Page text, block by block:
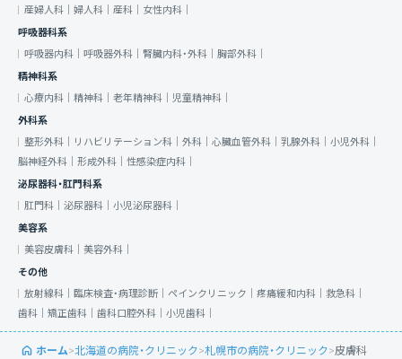
産婦人科｜ 婦人科｜ 産科｜ 女性内科｜
呼吸器科系
呼吸器内科｜ 呼吸器外科｜ 腎臓内科・外科｜ 胸部外科｜
精神科系
心療内科｜ 精神科｜ 老年精神科｜ 児童精神科｜
外科系
整形外科｜
リハビリテーション科｜ 外科｜ 心臓血管外科｜ 乳腺外科｜ 小児外科｜
脳神経外科｜ 形成外科｜ 性感染症内科｜
泌尿器科・肛門科系
肛門科｜ 泌尿器科｜ 小児泌尿器科｜
美容系
美容皮膚科｜ 美容外科｜
その他
放射線科｜ 臨床検査・病理診断｜ ペインクリニック｜ 疼痛緩和内科｜ 救急科｜
歯科｜ 矯正歯科｜ 歯科口腔外科｜ 小児歯科｜
ホーム>北海道の病院・クリニック>札幌市の病院・クリニック>皮膚科